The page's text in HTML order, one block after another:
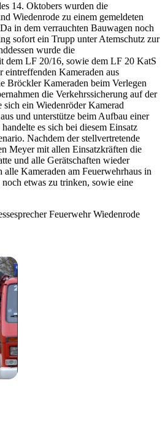
14. Oktobers wurden die
Wiedenrode zu einem gemeldeten
in dem verrauchten Bauwagen noch
sofort ein Trupp unter Atemschutz zur
wurde die
dem LF 20/16, sowie dem LF 20 KatS
eintreffenden Kameraden aus
Bröckler Kameraden beim Verlegen
die Verkehrssicherung auf der
sich ein Wiedenröder Kamerad
und unterstütze beim Aufbau einer
es sich bei diesem Einsatz
Nachdem der stellvertretende
Meyer mit allen Einsatzkräften die
und alle Gerätschaften wieder
alle Kameraden am Feuerwehrhaus in
etwas zu trinken, sowie eine
Feuerwehr Wiedenrode